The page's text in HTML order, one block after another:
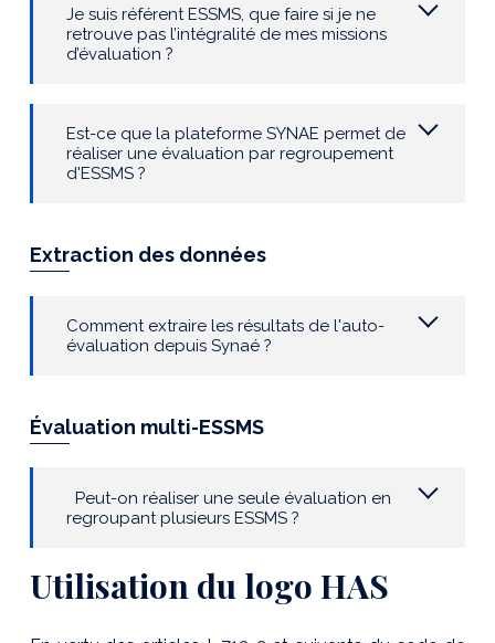
Je suis référent ESSMS, que faire si je ne
retrouve pas l’intégralité de mes missions
d’évaluation ?
Est-ce que la plateforme SYNAE permet de
réaliser une évaluation par regroupement
d'ESSMS ?
Extraction des données
Comment extraire les résultats de l'auto-
évaluation depuis Synaé ?
Évaluation multi-ESSMS
Peut-on réaliser une seule évaluation en
regroupant plusieurs ESSMS ?
Utilisation du logo HAS